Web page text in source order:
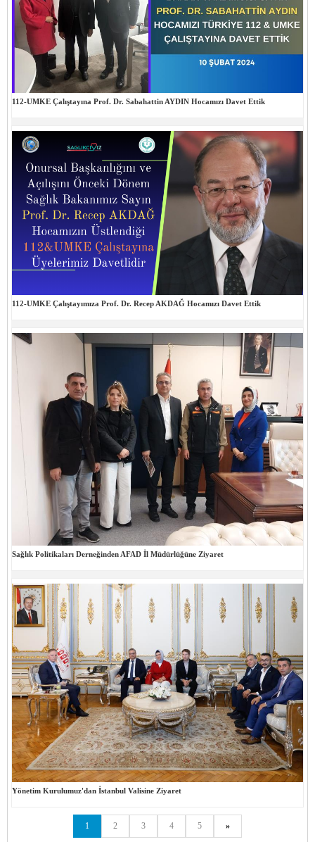
112-UMKE Çalıştayına Prof. Dr. Sabahattin AYDIN Hocamızı Davet Ettik
112-UMKE Çalıştayımıza Prof. Dr. Recep AKDAĞ Hocamızı Davet Ettik
Sağlık Politikaları Derneğinden AFAD İl Müdürlüğüne Ziyaret
Yönetim Kurulumuz'dan İstanbul Valisine Ziyaret
1 2 3 4 5 »